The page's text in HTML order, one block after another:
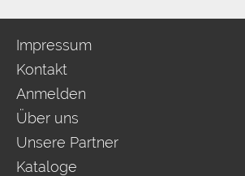
Impressum
Kontakt
Anmelden
Über uns
Unsere Partner
Kataloge